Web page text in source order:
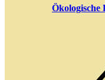
Ökologische